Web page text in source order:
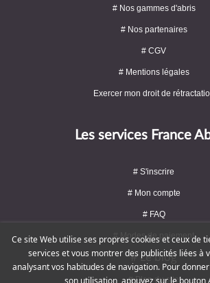
# Nos gammes d'abris
# Nos partenaires
# CGV
# Mentions légales
Exercer mon droit de
Les services France
# S'inscrire
# Mon compte
# FAQ
# Modes de paiement
# Le blog
# Plan du site
Ce site Web utilise ses propres cookies et ceux de
services et vous montrer des publicités liées à
analysant vos habitudes de navigation. Pour
son utilisation, appuyez sur le bouton